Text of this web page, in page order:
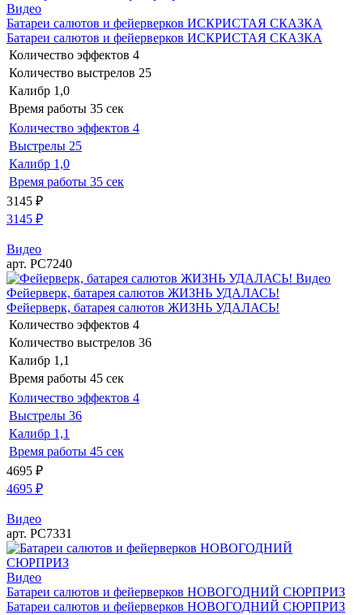
Видео
Батареи салютов и фейерверков ИСКРИСТАЯ СКАЗКА
Батареи салютов и фейерверков ИСКРИСТАЯ СКАЗКА
Количество эффектов 4
Количество выстрелов 25
Калибр 1,0
Время работы 35 сек
Количество эффектов 4
Выстрелы 25
Калибр 1,0
Время работы 35 сек
3145 ₽
3145 ₽
Видео
арт. РС7240
Видео
Фейерверк, батарея салютов ЖИЗНЬ УДАЛАСЬ!
Фейерверк, батарея салютов ЖИЗНЬ УДАЛАСЬ!
Количество эффектов 4
Количество выстрелов 36
Калибр 1,1
Время работы 45 сек
Количество эффектов 4
Выстрелы 36
Калибр 1,1
Время работы 45 сек
4695 ₽
4695 ₽
Видео
арт. РС7331
Видео
Батареи салютов и фейерверков НОВОГОДНИЙ СЮРПРИЗ
Батареи салютов и фейерверков НОВОГОДНИЙ СЮРПРИЗ